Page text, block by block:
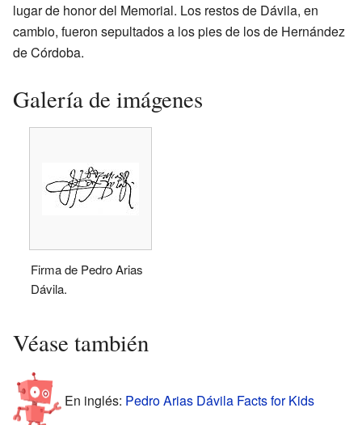
lugar de honor del Memorial. Los restos de Dávila, en
cambio, fueron sepultados a los pies de los de Hernández
de Córdoba.
Galería de imágenes
Firma de Pedro Arias
Dávila.
Véase también
En inglés: Pedro Arias Dávila Facts for Kids